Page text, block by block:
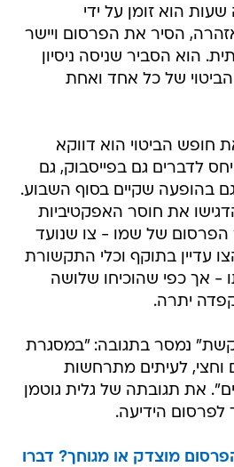
הוא זומן על ידי
הסיר את הפרסום ויישר
הוא הסביר שניסה ניסיון
של כל אחד ואחת
חופש הביטוי הוא דווקא
לדברים גם בפייסבוק, גם
בהופעה שקיים בסוף השבוע.
את חוסר האפקטיביות
הפרסום של שמו - צו שנועד
עדיין בתוקף וכלי התקשורת
- אך כפי שהוכיחו שלושה
יתרה.
נמסר בתגובה: "במסגרת
וחצי, לעיתים מתרחשות
את תגובתה של גלית גוטמן
לפרסום הידיעה.
מוצדק או מגוחך? דברו